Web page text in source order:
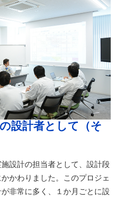
設計者として（そ
設計の担当者として、設計段
かわりました。このプロジェ
非常に多く、１か月ごとに設